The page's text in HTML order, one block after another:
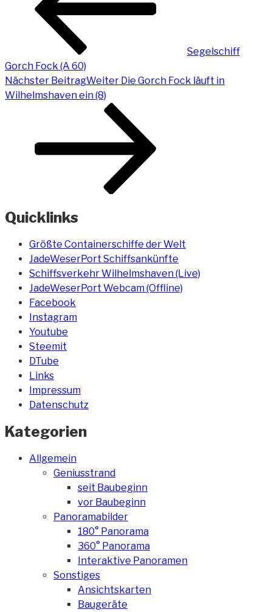
Segelschiff
Gorch Fock (A 60)
Nächster BeitragWeiter Die Gorch Fock läuft in
Wilhelmshaven ein (8)
Quicklinks
Größte Containerschiffe der Welt
JadeWeserPort Schiffsankünfte
Schiffsverkehr Wilhelmshaven (Live)
JadeWeserPort Webcam (Offline)
Facebook
Instagram
Youtube
Steemit
DTube
Links
Impressum
Datenschutz
Kategorien
Allgemein
Geniusstrand
seit Baubeginn
vor Baubeginn
Panoramabilder
180° Panorama
360° Panorama
Interaktive Panoramen
Sonstiges
Ansichtskarten
Baugeräte